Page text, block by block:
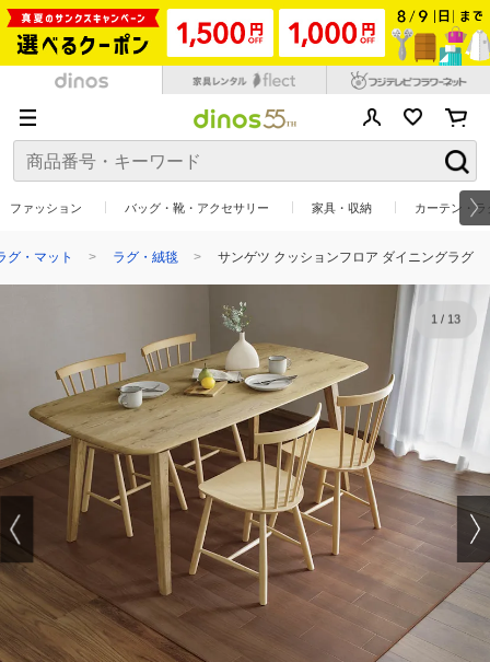
ファッション バッグ・靴・アクセサリー 家具・収納 カーテン・
グ・マット ラグ・絨毯 サンゲツ クッションフロア ダイニングラグ
1/ 13